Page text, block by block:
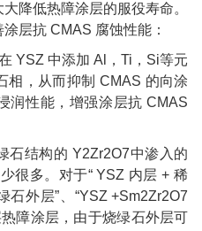
降低热障涂层的服役寿命。
涂层抗CMAS 腐蚀性能：
YSZ 中添加 Al ，Ti ， Si等元
相，从而抑制 CMAS 的向涂
润性能，增强涂层抗 CMAS
石结构的 Y2Zr2O7中渗入的
少很多。对于“ YSZ 内层 + 稀
石外层”
“YSZ +Sm2Zr2O7
障涂层，由于烧绿石外层可